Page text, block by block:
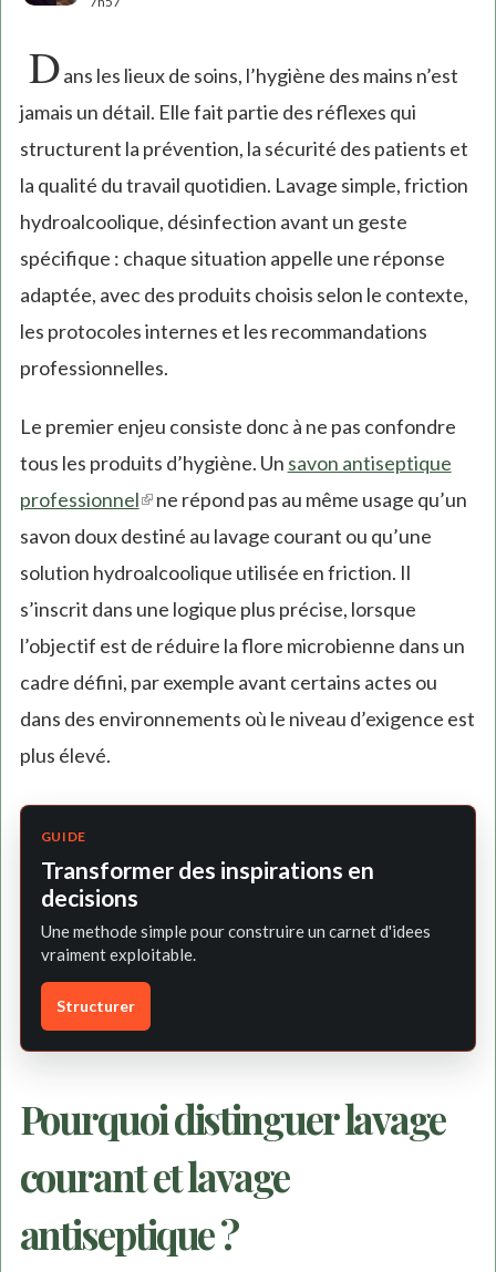
Dans les lieux de soins, l’hygiène des mains n’est
jamais un détail. Elle fait partie des réflexes qui
structurent la prévention, la sécurité des patients et
la qualité du travail quotidien. Lavage simple, friction
hydroalcoolique, désinfection avant un geste
spécifique : chaque situation appelle une réponse
adaptée, avec des produits choisis selon le contexte,
les protocoles internes et les recommandations
professionnelles.
Le premier enjeu consiste donc à ne pas confondre
tous les produits d’hygiène. Un savon antiseptique
professionnel(link
is
external)
ne répond pas au même usage qu’un
savon doux destiné au lavage courant ou qu’une
solution hydroalcoolique utilisée en friction. Il
s’inscrit dans une logique plus précise, lorsque
l’objectif est de réduire la flore microbienne dans un
cadre défini, par exemple avant certains actes ou
dans des environnements où le niveau d’exigence est
plus élevé.
GUIDE
Transformer des inspirations en
decisions
Une methode simple pour construire un carnet d'idees
vraiment exploitable.
Structurer
Pourquoi distinguer lavage
courant et lavage
antiseptique ?